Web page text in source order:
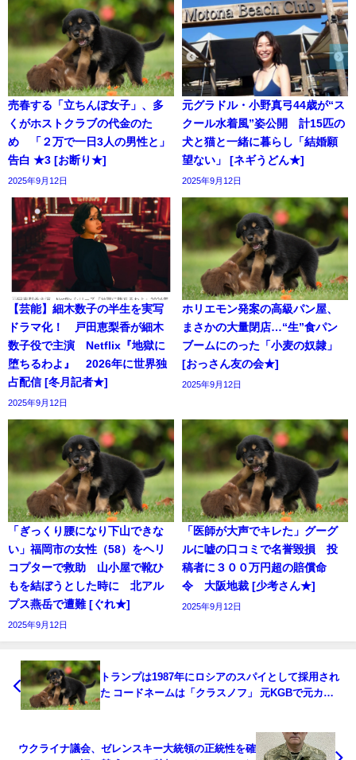
売春する「立ちんぼ女子」、多
くがホストクラブの代金のた
め 「２万で一日3人の男性と」
告白 ★3 [お断り★]
2025年9月12日
元グラドル・小野真弓44歳が“ス
クール水着風”姿公開 計15匹の
犬と猫と一緒に暮らし「結婚願
望ない」 [ネギうどん★]
2025年9月12日
【芸能】細木数子の半生を実写
ドラマ化！ 戸田恵梨香が細木
数子役で主演 Netflix『地獄に
堕ちるわよ』 2026年に世界独
占配信 [冬月記者★]
2025年9月12日
ホリエモン発案の高級パン屋、
まさかの大量閉店…“生”食パン
ブームにのった「小麦の奴隷」
[おっさん友の会★]
2025年9月12日
「ぎっくり腰になり下山できな
い」福岡市の女性（58）をヘリ
コプターで救助 山小屋で靴ひ
もを結ぼうとした時に 北アル
プス燕岳で遭難 [ぐれ★]
2025年9月12日
「医師が大声でキレた」グーグ
ルに嘘の口コミで名誉毀損 投
稿者に３００万円超の賠償命
令 大阪地裁 [少考さん★]
2025年9月12日
トランプは1987年にロシアのスパイとして採用され
た コードネームは「クラスノフ」 元KGBで元カザ
ウクライナ議会、ゼレンスキー大統領の正統性を確